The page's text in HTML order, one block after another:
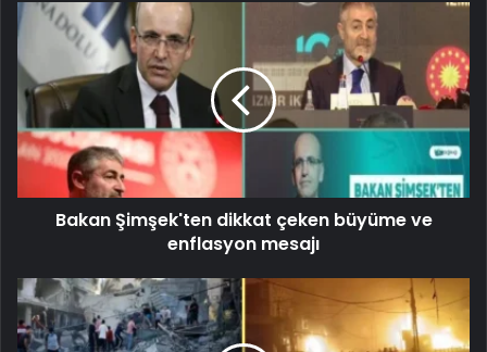
Bakan Şimşek'ten dikkat çeken büyüme ve
enflasyon mesajı